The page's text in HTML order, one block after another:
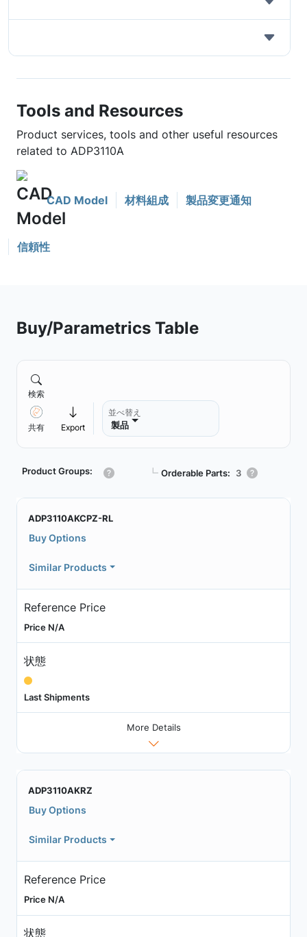
Tools and Resources
Product services, tools and other useful resources
related to ADP3110A
CAD Model 材料組成 製品変更通知
信頼性
Buy/Parametrics Table
検索
共有 Export
並べ替え
製品
Product Groups: ┗ Orderable Parts: 3
ADP3110AKCPZ-RL
Buy Options
Similar Products
Reference Price
Price N/A
状態
Last Shipments
More Details
ADP3110AKRZ
Buy Options
Similar Products
Reference Price
Price N/A
状態